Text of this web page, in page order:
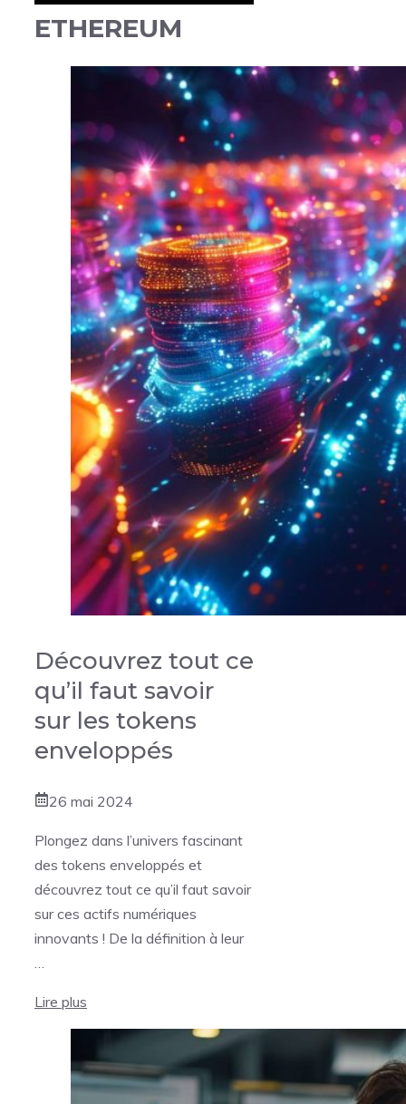
ETHEREUM
Découvrez tout ce
qu’il faut savoir
sur les tokens
enveloppés
26 mai 2024
Plongez dans l’univers fascinant
des tokens enveloppés et
découvrez tout ce qu’il faut savoir
sur ces actifs numériques
innovants ! De la définition à leur
Lire plus